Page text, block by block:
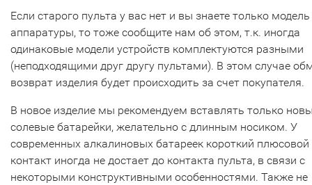
Если старого пульта у вас нет и вы знаете только модель
аппаратуры, то тоже сообщите нам об этом, т.к. иногда
одинаковые модели устройств комплектуются разными
(неподходящими друг другу пультами). В этом случае
возврат изделия будет происходить за счет покупателя.
В новое изделие мы рекомендуем вставлять только
солевые батарейки, желательно с длинным носиком. У
современных алкалиновых батареек короткий плюсовой
контакт иногда не достает до контакта пульта, в связи с
некоторыми конструктивными особенностями. Также не